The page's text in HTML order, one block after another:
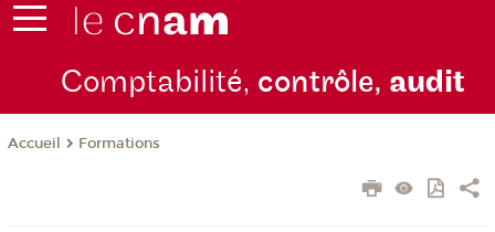
Comptabilité, contrôle, audit
Accueil Formations